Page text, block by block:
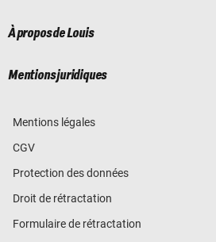
À propos de Louis
Mentions juridiques
Mentions légales
CGV
Protection des données
Droit de rétractation
Formulaire de rétractation